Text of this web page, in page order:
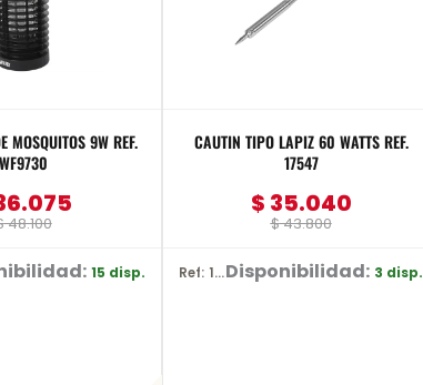
MOSQUITOS 9W REF.
WF9730
48.100
15 disp.
CAUTIN TIPO LAPIZ 60 WATTS REF.
17547
$43.800
$ 35.040
Ref: 17547Disponibilidad: 3 disp.